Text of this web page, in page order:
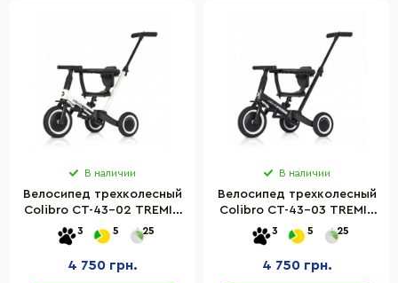
В наличии
Велосипед трехколесный
Colibro CT-43-02 TREMIX
UP Blank, белый
3 5 25
4 750 грн.
В наличии
Велосипед трехколесный
Colibro CT-43-03 TREMIX
UP Magnetic, черный
3 5 25
4 750 грн.